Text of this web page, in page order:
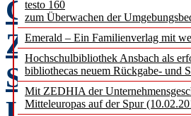
testo 160
zum Überwachen der
Emerald – Ein Familienverlag mit
Hochschulbibliothek Ansbach als
bibliothecas neuem Rückgabe-
Mit ZEDHIA der
Mitteleuropas auf der Spur
Comic
Zu einer